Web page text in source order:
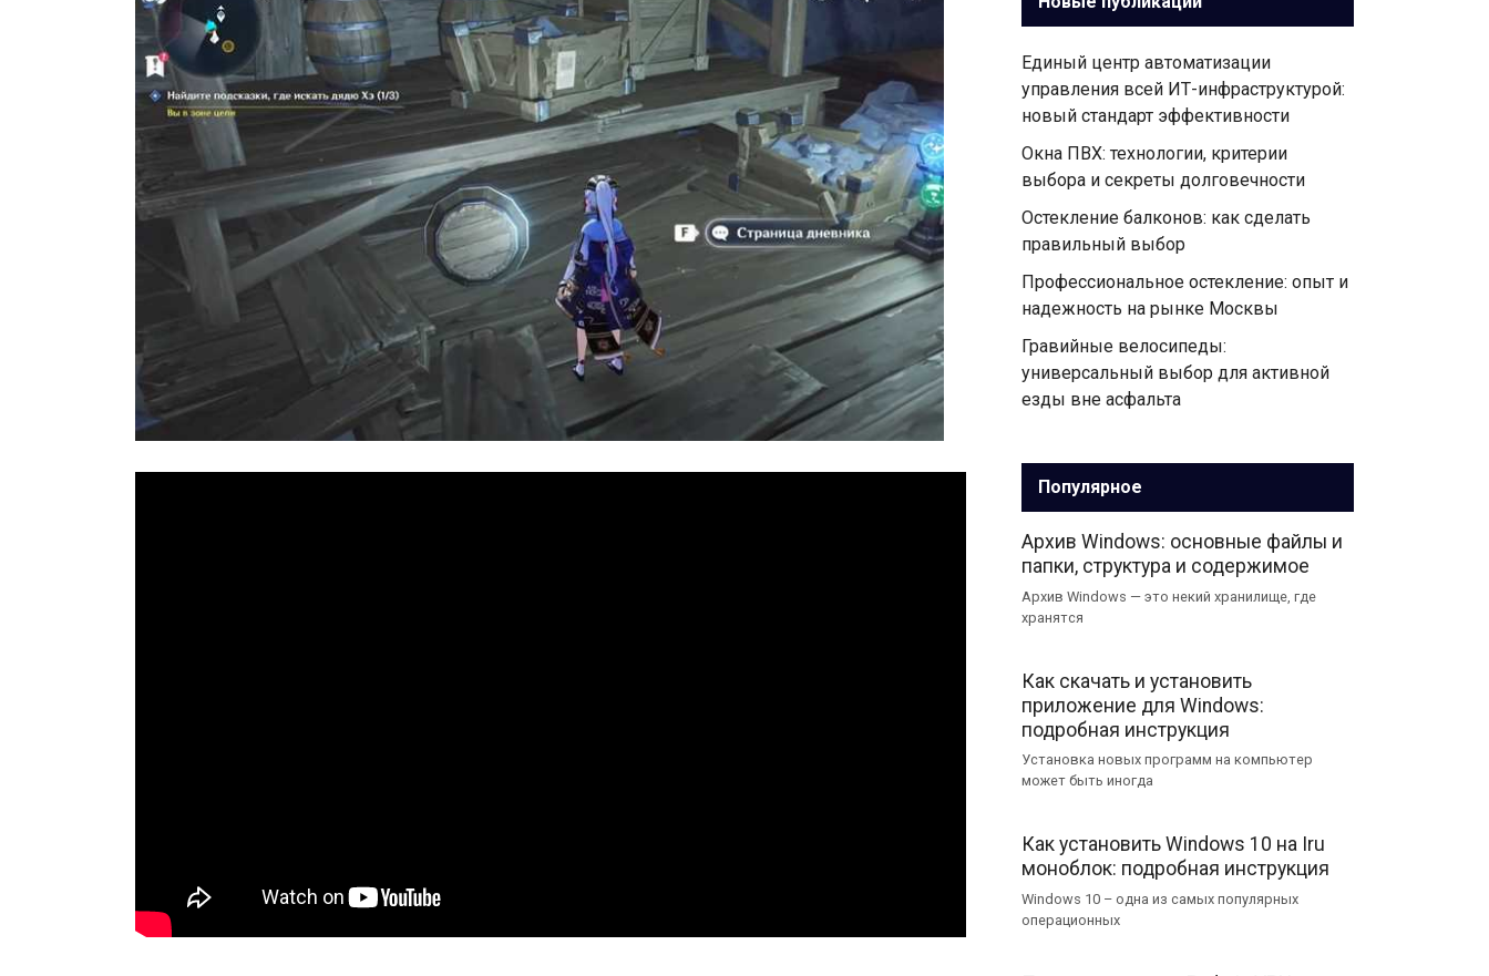
Единый центр автоматизации
управления всей ИТ-инфраструктурой:
новый стандарт эффективности
Окна ПВХ: технологии, критерии
выбора и секреты долговечности
Остекление балконов: как сделать
правильный выбор
Профессиональное остекление: опыт и
надежность на рынке Москвы
Гравийные велосипеды:
универсальный выбор для активной
езды вне асфальта
Популярное
Архив Windows: основные файлы и
папки, структура и содержимое
Архив Windows — это некий хранилище, где
хранятся
Как скачать и установить
приложение для Windows:
подробная инструкция
Установка новых программ на компьютер
может быть иногда
Как установить Windows 10 на Iru
моноблок: подробная инструкция
Windows 10 – одна из самых популярных
операционных